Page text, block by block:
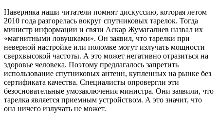
Наверняка наши читатели помнят дискуссию, которая летом
2010 года разгорелась вокруг спутниковых тарелок. Тогда
министр информации и связи Аскар Жумагалиев назвал их
«магнитными ловушками». Он заявил, что тарелки при
неверной настройке или поломке могут излучать мощности
сверхвысокой частоты. А это может негативно отразиться на
здоровье человека. Поэтому предлагалось запретить
использование спутниковых антенн, купленных на рынке без
сертификата качества. Специалисты опровергли эти
безосновательные умозаключения министра. Они заявили, что
тарелка является приемным устройством. А это значит, что
она ничего излучать не может.